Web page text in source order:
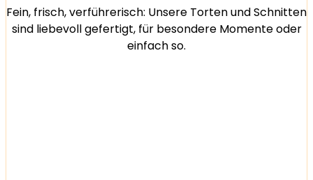
Fein, frisch, verführerisch: Unsere Torten und Schnitten
sind liebevoll gefertigt, für besondere Momente oder
einfach so.